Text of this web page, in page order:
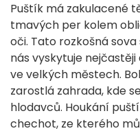
Puštík má zakulacené
tmavých per kolem
oči. Tato rozkošná
nás vyskytuje
ve velkých městech.
zarostlá zahrada, kde
hlodavců. Houkání
chechot, ze kterého